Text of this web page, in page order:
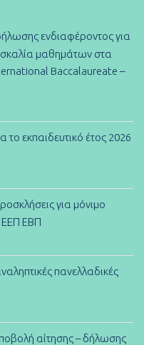
ενδιαφέροντος για
μαθημάτων στα
Baccalaureate –
το εκπαιδευτικό έτος 2026
για μόνιμο
ΕΕΠ ΕΒΠ
πανελλαδικές
αίτησης – δήλωσης